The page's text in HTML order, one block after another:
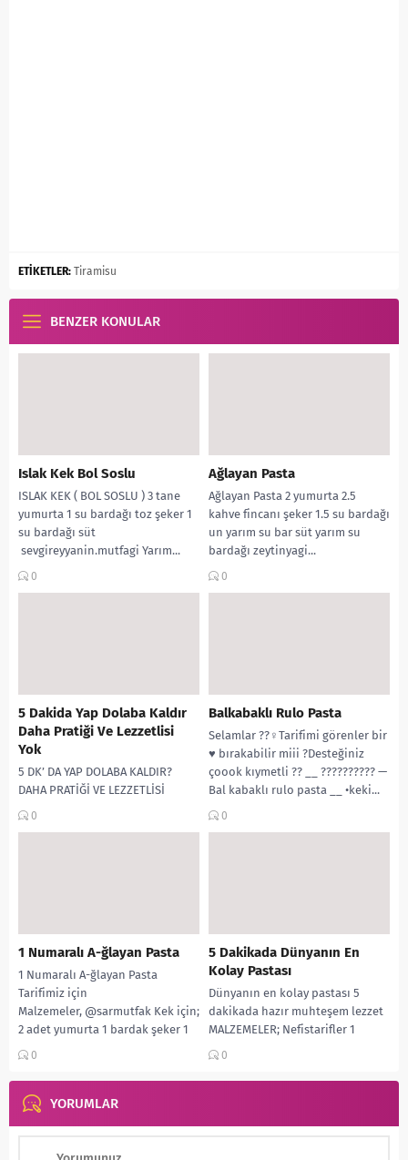
ETİKETLER: Tiramisu
BENZER KONULAR
Islak Kek Bol Soslu
ISLAK KEK ( BOL SOSLU ) 3 tane
yumurta 1 su bardağı toz şeker 1
su bardağı süt
sevgireyyanin.mutfagi Yarım...
0
Ağlayan Pasta
Ağlayan Pasta 2 yumurta 2.5
kahve fincanı şeker 1.5 su bardağı
un yarım su bar süt yarım su
bardağı zeytinyagi...
0
5 Dakida Yap Dolaba Kaldır
Daha Pratiği Ve Lezzetlisi
Yok
5 DK’ DA YAP DOLABA KALDIR?
DAHA PRATİĞİ VE LEZZETLİSİ
YOK?? Malzemeler: HilalinMutfagi
0
Balkabaklı Rulo Pasta
Selamlar ??‍♀️Tarifimi görenler bir
♥️ bırakabilir miii ?Desteğiniz
çoook kıymetli ?? __ ?????????? —
Bal kabaklı rulo pasta __ •keki...
0
1 Numaralı A-ğlayan Pasta
1 Numaralı A-ğlayan Pasta
Tarifimiz için
Malzemeler, @sarmutfak Kek için;
2 adet yumurta 1 bardak şeker 1
çay bardağı sıvı yağ...
0
5 Dakikada Dünyanın En
Kolay Pastası
Dünyanın en kolay pastası 5
dakikada hazır muhteşem lezzet
MALZEMELER; Nefistarifler 1
PAKET 400 GR KEDİ DİLİ 1 LT SÜT
0
YORUMLAR